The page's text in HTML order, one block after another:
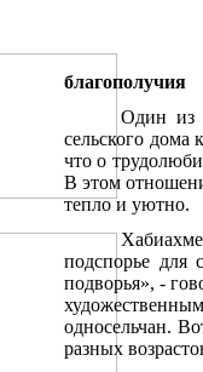
благополучия
Один из
сельского
что о
В этом
тепло и уютно.
подспорье для
подворья», -
односельчан.
разных